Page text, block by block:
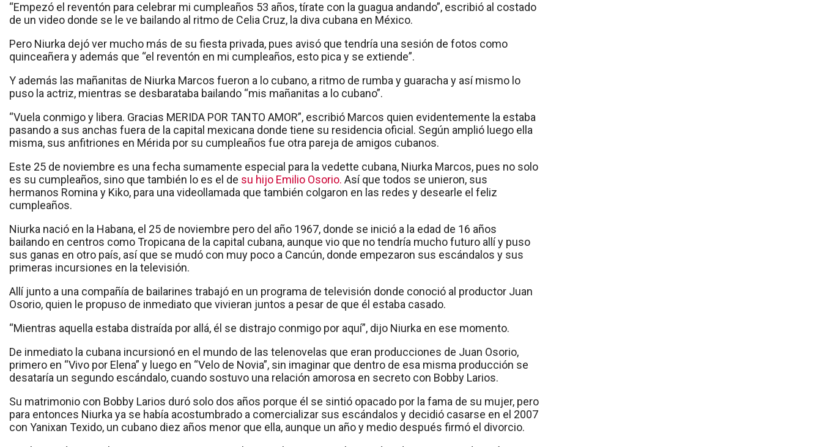
“Empezó el reventón para celebrar mi cumpleaños 53 años, tírate con la guagua andando”, escribió al costado
de un video donde se le ve bailando al ritmo de Celia Cruz, la diva cubana en México.
Pero Niurka dejó ver mucho más de su fiesta privada, pues avisó que tendría una sesión de fotos como
quinceañera y además que “el reventón en mi cumpleaños, esto pica y se extiende”.
Y además las mañanitas de Niurka Marcos fueron a lo cubano, a ritmo de rumba y guaracha y así mismo lo
puso la actriz, mientras se desbarataba bailando “mis mañanitas a lo cubano”.
“Vuela conmigo y libera. Gracias MERIDA POR TANTO AMOR”, escribió Marcos quien evidentemente la estaba
pasando a sus anchas fuera de la capital mexicana donde tiene su residencia oficial. Según amplió luego ella
misma, sus anfitriones en Mérida por su cumpleaños fue otra pareja de amigos cubanos.
Este 25 de noviembre es una fecha sumamente especial para la vedette cubana, Niurka Marcos, pues no solo
es su cumpleaños, sino que también lo es el de su hijo Emilio Osorio. Así que todos se unieron, sus
hermanos Romina y Kiko, para una videollamada que también colgaron en las redes y desearle el feliz
cumpleaños.
Niurka nació en la Habana, el 25 de noviembre pero del año 1967, donde se inició a la edad de 16 años
bailando en centros como Tropicana de la capital cubana, aunque vio que no tendría mucho futuro allí y puso
sus ganas en otro país, así que se mudó con muy poco a Cancún, donde empezaron sus escándalos y sus
primeras incursiones en la televisión.
Allí junto a una compañía de bailarines trabajó en un programa de televisión donde conoció al productor Juan
Osorio, quien le propuso de inmediato que vivieran juntos a pesar de que él estaba casado.
“Mientras aquella estaba distraída por allá, él se distrajo conmigo por aquí”, dijo Niurka en ese momento.
De inmediato la cubana incursionó en el mundo de las telenovelas que eran producciones de Juan Osorio,
primero en “Vivo por Elena” y luego en “Velo de Novia”, sin imaginar que dentro de esa misma producción se
desataría un segundo escándalo, cuando sostuvo una relación amorosa en secreto con Bobby Larios.
Su matrimonio con Bobby Larios duró solo dos años porque él se sintió opacado por la fama de su mujer, pero
para entonces Niurka ya se había acostumbrado a comercializar sus escándalos y decidió casarse en el 2007
con Yanixan Texido, un cubano diez años menor que ella, aunque un año y medio después firmó el divorcio.